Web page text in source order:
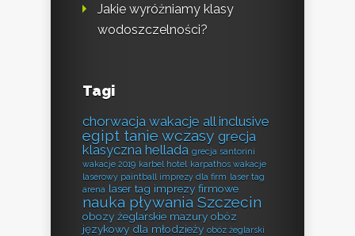
Jakie wyróżniamy klasy
wodoszczelności?
Tagi
chorwacja wakacje all inclusive
egipt tanie wczasy grecja
klasyczna hellada grecja santorini
wakacje 2019 karbel hotel karpathos wakacje
laserowy paintball imprezy dla firm laser tag
arena laser tag imprezy firmowe
nauka pływania Szczecin
obozy żeglarskie mazury obóz
językowy dla młodzieży obóz żeglarski